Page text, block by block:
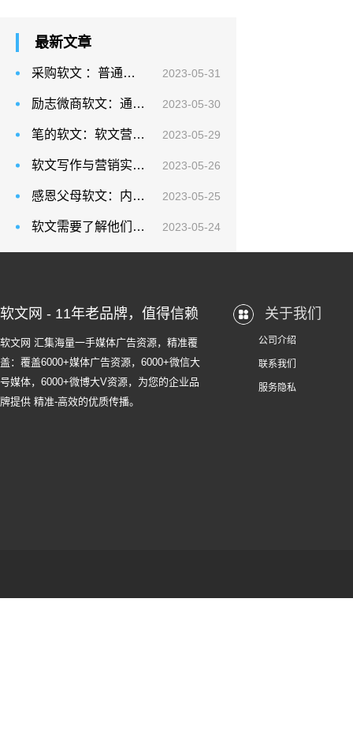
最新文章
采购软文 ：普通网站的资讯频道中的文章，内容创新不足，原创度不足 2023-05-31
励志微商软文：通过目标人物描述建立一个典型用户的形象 2023-05-30
笔的软文：软文营销因其高性价比的优势突出重围成为企业营销的必要选择 2023-05-29
软文写作与营销实战手册：做营销推广策略，千万不要总是把关注点放在成本预算上 2023-05-26
感恩父母软文：内容创建是最有效的搜索引擎优化技术 2023-05-25
软文需要了解他们的饮食习惯、健康意识等方面的信息，以便更好地为他们提供有价值的内容 2023-05-24
软文网 - 11年老品牌，值得信赖
软文网 汇集海量一手媒体广告资源，精准覆
盖：覆盖6000+媒体广告资源，6000+微信大
号媒体，6000+微博大V资源，为您的企业品
牌提供 精准-高效的优质传播。
关于我们
公司介绍
联系我们
服务隐私